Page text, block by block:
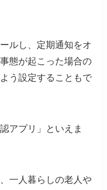
ルし、定期通知をオ
態が起こった場合の
う設定することもで
アプリ」といえま
一人暮らしの老人や